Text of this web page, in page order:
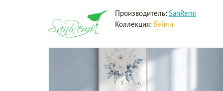
Производитель: SanRemi
Коллекция: Бейли